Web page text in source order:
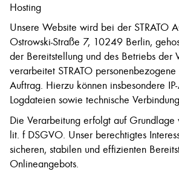
Hosting
Unsere Website wird bei der STRATO
Ostrowski-Straße 7, 10249 Berlin,
der Bereitstellung und des Betriebs der
verarbeitet STRATO
Auftrag. Hierzu können insbesondere
Logdateien sowie technische
Die Verarbeitung erfolgt auf Grundlage
lit. f DSGVO. Unser berechtigtes
sicheren, stabilen und effizienten
Onlineangebots.